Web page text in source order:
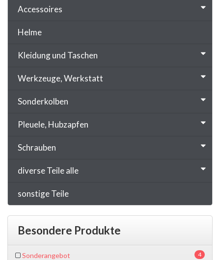
Accessoires
Helme
Kleidung und Taschen
Werkzeuge, Werkstatt
Sonderkolben
Pleuele, Hubzapfen
Schrauben
diverse Teile alle
sonstige Teile
Besondere Produkte
4
Sonderangebot